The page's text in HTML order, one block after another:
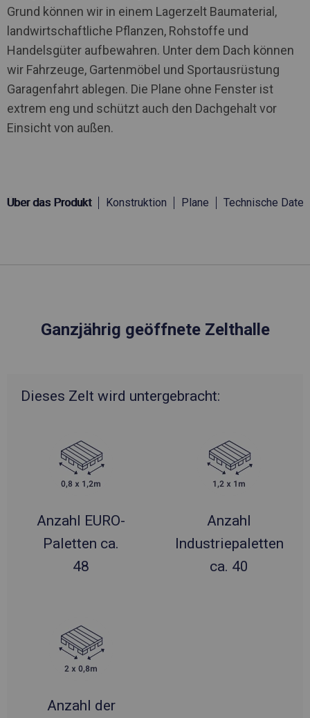
Grund können wir in einem Lagerzelt Baumaterial,
landwirtschaftliche Pflanzen, Rohstoffe und
Handelsgüter aufbewahren. Unter dem Dach können
wir Fahrzeuge, Gartenmöbel und Sportausrüstung
Garagenfahrt ablegen. Die Plane ohne Fenster ist
extrem eng und schützt auch den Dachgehalt vor
Einsicht von außen.
Über das Produkt Konstruktion Plane Technische Daten
Ganzjährig geöffnete Zelthalle
Dieses Zelt wird untergebracht:
Anzahl EURO-
Paletten ca.
48
Anzahl
Industriepaletten
ca. 40
Anzahl der